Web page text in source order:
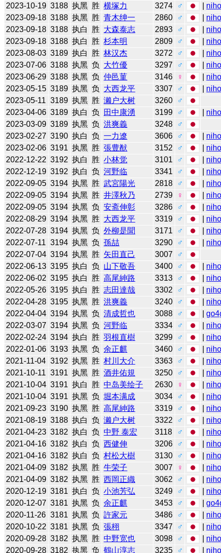
2023-10-19 3188 执黑 胜 横塚力 3274 ♂
2023-09-18 3188 执黑 胜 青木绅一 2860 ♂
2023-09-18 3188 执白 胜 大森泰志 2893 ♂
2023-09-18 3188 执白 胜 杉本明 2809 ♂
2023-08-03 3189 执白 胜 林汉杰 3272 ♂
2023-07-06 3188 执黑 负 大竹優 3297 ♂
2023-06-29 3188 执黑 负 仲邑菫 3146 ♀
2023-05-15 3189 执黑 负 大西龙平 3307 ♂
2023-05-11 3189 执黑 胜 濑户大树 3260
♂
2023-04-06 3189 执白 负 田中康湧 3199 ♂
2023-03-09 3189 执黑 负 洪爽義 3248
♂
2023-02-27 3190 执白 负 一力遼 3606 ♂
2023-02-06 3191 执黑 胜 張豊猷 3152 ♂
2022-12-22 3192 执白 胜 小林觉 3101 ♂
2022-12-19 3192 执白 负 河野临 3341 ♂
2022-09-05 3194 执黑 胜 武宮陽光 2818 ♂
2022-09-05 3194 执黑 胜 井澤秋乃 2739 ♀
2022-09-05 3194 执黑 负 安斋伸彰 3286 ♂
2022-08-29 3194 执黑 胜 大西龙平 3319 ♂
2022-07-28 3194 执黑 负 外柳是聞 3171 ♂
2022-07-11 3194 执黑 负 孫喆 3290 ♂
2022-07-04 3194 执黑 胜 矢田直己 3007
♂
2022-06-13 3195 执白 负 山下敬吾 3400 ♂
2022-06-02 3195 执白 胜 高尾紳路 3313 ♂
2022-05-26 3195 执白 胜 志田達哉 3302 ♂
2022-04-28 3195 执黑 胜 洪爽義 3240 ♂
2022-04-04 3194 执黑 负 清成哲也 3088 ♂ |
2022-03-07 3194 执黑 负 河野临 3334 ♂
2022-02-24 3194 执白 胜 羽根直樹 3299 ♂
2022-01-06 3193 执黑 负 余正麒 3460 ♂
2021-11-04 3192 执黑 胜 村川大介 3363 ♂
2021-10-11 3191 执黑 胜 酒井佑規 3250 ♂
2021-10-04 3191 执白 胜 中岛美绘子 2630 ♀
2021-10-04 3191 执黑 负 堀本满成 3034 ♂
2021-09-23 3190 执黑 胜 高尾紳路 3319 ♂
2021-08-19 3188 执白 负 濑户大树 3322 ♂
2021-04-23 3182 执白 负 中野 泰宏 3118 ♂
2021-04-16 3182 执白 负 西健伸 3206 ♂
2021-04-16 3182 执白 负 村松大樹 3130 ♂
2021-04-09 3182 执黑 胜 牛荣子 3007 ♀
2021-04-09 3182 执黑 胜 西岡正織 3062 ♂
2020-12-19 3181 执白 负 小池芳弘 3249 ♂
2020-12-07 3181 执黑 负 余正麒 3453 ♂ |
2020-11-26 3181 执黑 负 許家元 3486 ♂
2020-10-22 3181 执黑 负 張栩 3347 ♂
2020-09-28 3182 执黑 胜 中野宽也 3098 ♂
2020-09-28 3182 执黑 负 鶴山淳志 3235 ♂